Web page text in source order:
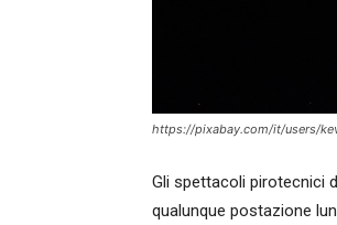
https://pixabay.com/it/users/
Gli spettacoli pirotecnici
qualunque postazione